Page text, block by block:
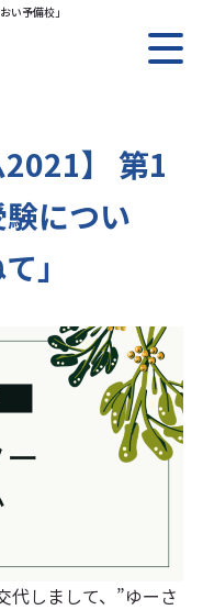
い予備校」
2021】 第1
につい
」
代しまして、”ゆーさ